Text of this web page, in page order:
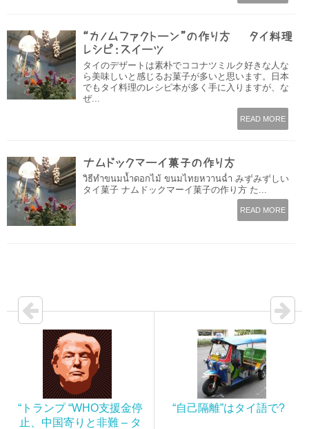
“カノムファクトーン”の作り方 – タイ料理
レシピ：スイーツ
タイのデザートは素朴でココナツミルク好きな人な
ら美味しいと感じるお菓子が多いと思います。日本
でもタイ料理のレシピ本が多く手に入りますが、な
ぜ...
READ MORE
ナムドックマーイ菓子の作り方
วิธีทำขนมน้ำดอกไม้ ขนมไทยหวานฉ่ำ みずみずしい
タイ菓子 ナムドックマーイ菓子の作り方 た...
READ MORE
“トランプ “WHO支援金停
止、中国寄りと非難 – タ
“自己隔離”はタイ語で?